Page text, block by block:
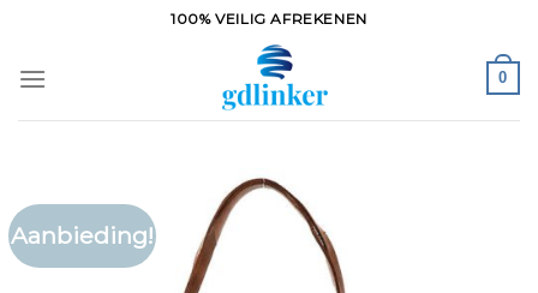
inhoud
100% VEILIG AFREKENEN
0
Aanbieding!